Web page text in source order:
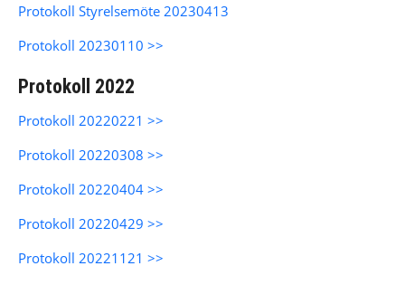
Protokoll Styrelsemöte 20230413
Protokoll 20230110 >>
Protokoll 2022
Protokoll 20220221 >>
Protokoll 20220308 >>
Protokoll 20220404 >>
Protokoll 20220429 >>
Protokoll 20221121 >>